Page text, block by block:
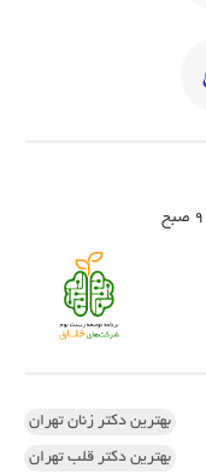
بهترین دکتر زنان تهران
بهترین دکتر قلب تهران